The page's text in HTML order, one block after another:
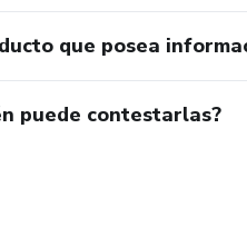
que posea
puede contestarlas?